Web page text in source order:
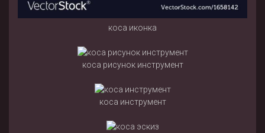
коса иконка
коса рисунок инструмент
коса инструмент